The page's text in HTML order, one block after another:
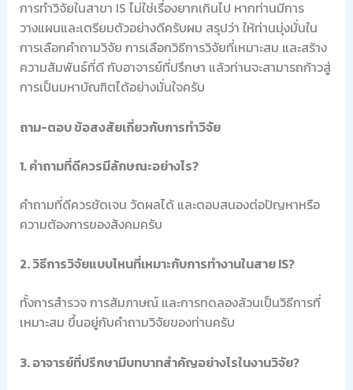
การทำวิจัยในสาขา IS ไม่ใช่เรื่องยากเกินไป หากท่านมีการ
วางแผนและเตรียมตัวอย่างดีครับผม สรุปว่า ให้ท่านมุ่งมั่นใน
การเลือกคำถามวิจัย การเลือกวิธีการวิจัยที่เหมาะสม และสร้าง
ความสัมพันธ์ที่ดี กับอาจารย์ที่ปรึกษา แล้วท่านจะสามารถก้าวสู่
การเป็นมหาบัณฑิตได้อย่างมั่นใจครับ
ถาม-ตอบ ข้อสงสัยเกี่ยวกับการทำวิจัย
1. คำถามที่ดีควรมีลักษณะอย่างไร?
คำถามที่ดีควรชัดเจน วัดผลได้ และตอบสนองต่อปัญหาหรือ
ความต้องการของสังคมครับ
2. วิธีการวิจัยแบบไหนที่เหมาะกับการทำงานในสาย IS?
ทั้งการสำรวจ การสัมภาษณ์ และการทดลองล้วนเป็นวิธีการที่
เหมาะสม ขึ้นอยู่กับคำถามวิจัยของท่านครับ
3. อาจารย์ที่ปรึกษามีบทบาทสำคัญอย่างไรในงานวิจัย?